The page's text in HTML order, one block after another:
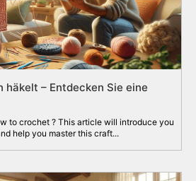
häkelt – Entdecken Sie eine
to crochet ? This article will introduce you
help you master this craft...